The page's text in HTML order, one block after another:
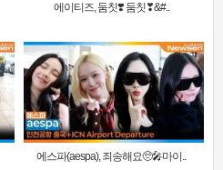
에이티즈, 둠칫❣️ 둠칫❣&#..
에스파(aespa), 죄송해요🥺🎤마이..